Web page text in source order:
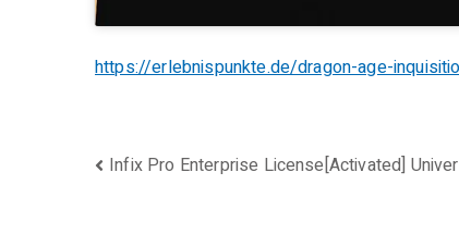
https://erlebnispunkte.de/dragon-age-
Beitragsnavigation
Infix Pro Enterprise License[Activated]